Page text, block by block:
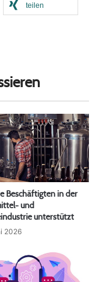
teilen
Beschäftigten in der
und
unterstützt
2026